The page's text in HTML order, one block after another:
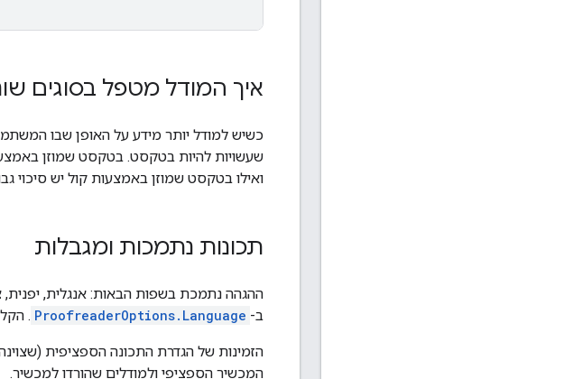
איך המודל מטפל בסוגים
כשיש למודל יותר מידע על האופן שבו
שעשויות להיות בטקסט. בטקסט שמוזן
ואילו בטקסט שמוזן באמצעות קול יש סיכוי
תכונות נתמכות ומגבלות
ההגהה נתמכת בשפות הבאות: אנגלית, יפנית,
ב- ProofreaderOptions.Language . הקלט
הזמינות של הגדרת התכונה הספציפית
המכשיר הספציפי ולמודלים שהורדו למכשיר.